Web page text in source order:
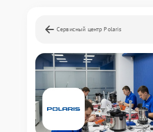
Сервисный центр Polaris